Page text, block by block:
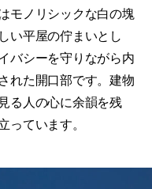
モノリシックな白の塊
い平屋の佇まいとし
バシーを守りながら内
れた開口部です。建物
る人の心に余韻を残
っています。